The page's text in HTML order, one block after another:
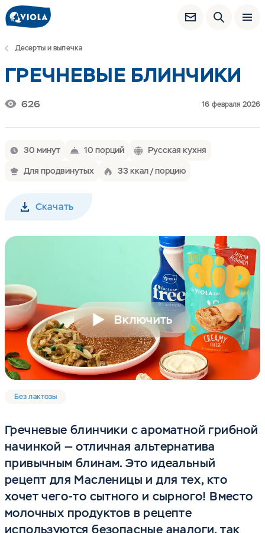
Десерты и выпечка
ГРЕЧНЕВЫЕ БЛИНЧИКИ
626 16 февраля 2026
30 минут 10 порций
Русская кухня
Для продвинутых
33 ккал / порцию
Скачать
Без лактозы
Включить
Гречневые блинчики с ароматной грибной
начинкой — отличная альтернатива
привычным блинам. Это идеальный
рецепт для Масленицы и для тех, кто
хочет чего‑то сытного и сырного! Вместо
молочных продуктов в рецепте
используются безопасные аналоги, так